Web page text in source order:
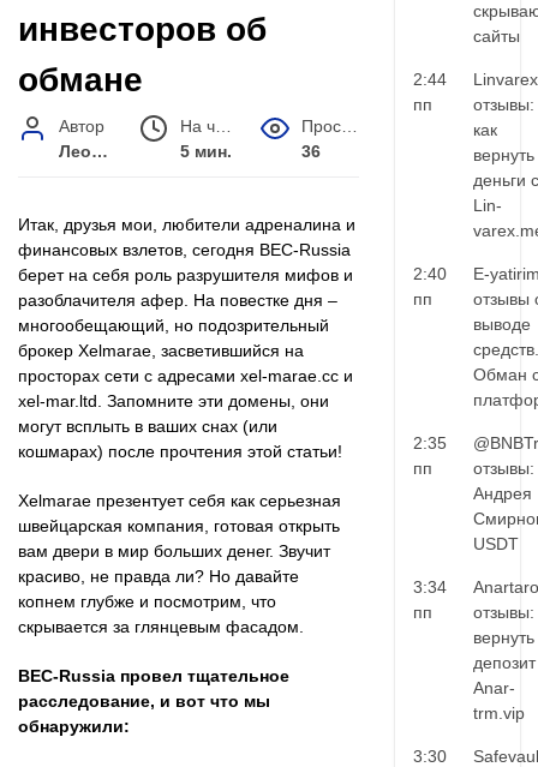
инвесторов об
обмане
Автор
Леонид Малышев
5 мин.
36
Итак, друзья мои, любители адреналина и
финансовых взлетов, сегодня BEC-Russia
берет на себя роль разрушителя мифов и
разоблачителя афер. На повестке дня –
многообещающий, но подозрительный
брокер Xelmarae, засветившийся на
просторах сети с адресами xel-marae.cc и
xel-mar.ltd. Запомните эти домены, они
могут всплыть в ваших снах (или
кошмарах) после прочтения этой статьи!
Xelmarae презентует себя как серьезная
швейцарская компания, готовая открыть
вам двери в мир больших денег. Звучит
красиво, не правда ли? Но давайте
копнем глубже и посмотрим, что
скрывается за глянцевым фасадом.
BEC-Russia провел тщательное
расследование, и вот что мы
обнаружили:
сайты
2:44
пп
Linvarex
отзывы:
как
вернуть
деньги с
Lin-
2:40
пп
E-
отзывы
выводе
средств.
Обман
2:35
пп
Андрея
USDT
3:34
пп
отзывы:
вернуть
Anar-
trm.vip
3:30